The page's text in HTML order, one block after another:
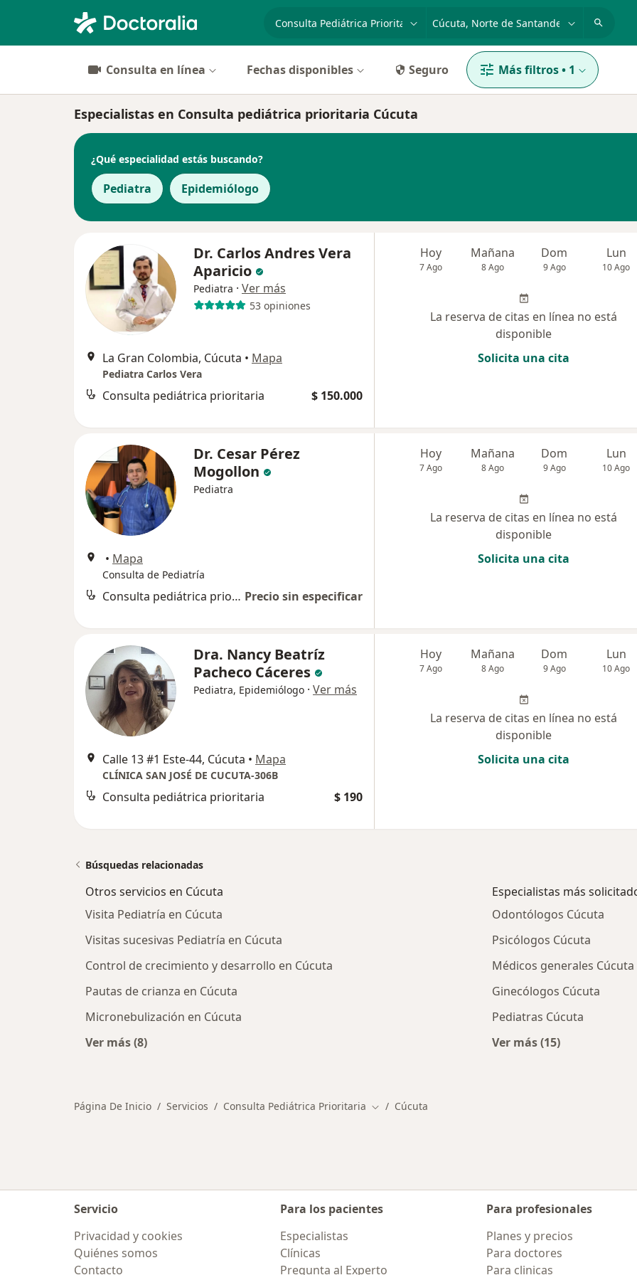
especialidad, enfermedad o nombrep. ej. Bogotá
Consulta en línea Fechas disponibles Seguro Más filtros• 1
Especialistas en Consulta pediátrica prioritaria Cúcuta
¿Qué especialidad estás buscando?
Pediatra Epidemiólogo
Dr. Carlos Andres Vera
Aparicio
Pediatra · Ver más
53 opiniones
La Gran Colombia, Cúcuta • Mapa
Pediatra Carlos Vera
Consulta pediátrica prioritaria $ 150.000
Hoy
7 Ago
Mañana
8 Ago
Dom
9 Ago
Lun
10 Ago
La reserva de citas en línea no está
disponible
Solicita una cita
Dr. Cesar Pérez
Mogollon
Pediatra
• Mapa
Consulta de Pediatría
Consulta pediátrica prioritaria Precio sin especificar
Hoy
7 Ago
Mañana
8 Ago
Dom
9 Ago
Lun
10 Ago
La reserva de citas en línea no está
disponible
Solicita una cita
Dra. Nancy Beatríz
Pacheco Cáceres
Pediatra, Epidemiólogo · Ver más
Calle 13 #1 Este-44, Cúcuta • Mapa
CLÍNICA SAN JOSÉ DE CUCUTA-306B
Consulta pediátrica prioritaria $ 190
Hoy
7 Ago
Mañana
8 Ago
Dom
9 Ago
Lun
10 Ago
La reserva de citas en línea no está
disponible
Solicita una cita
Búsquedas relacionadas
Otros servicios en Cúcuta
Visita Pediatría en Cúcuta
Visitas sucesivas Pediatría en Cúcuta
Control de crecimiento y desarrollo en Cúcuta
Pautas de crianza en Cúcuta
Micronebulización en Cúcuta
Ver más (8)
Especialistas más
Odontólogos Cúcuta
Psicólogos Cúcuta
Médicos generales Cúcuta
Ginecólogos Cúcuta
Pediatras Cúcuta
Ver más (15)
Página De Inicio Servicios Consulta Pediátrica Prioritaria Cambiar de ciudad
Cúcuta
Servicio
Privacidad y cookies
Quiénes somos
Contacto
Para los pacientes
Especialistas
Clínicas
Pregunta al Experto
Para profesionales
Planes y precios
Para doctores
Para clinicas